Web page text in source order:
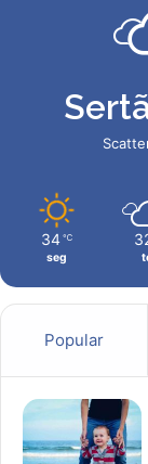
34 ℃
seg
Popular